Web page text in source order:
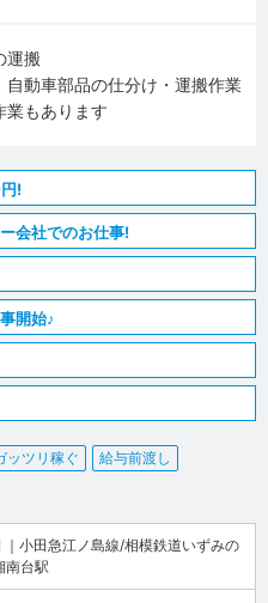
運搬
自動車部品の仕分け・運搬作業
業もあります
!
会社でのお仕事!
開始♪
ッツリ稼ぐ 給与前渡し
小田急江ノ島線/相模鉄道いずみの
台駅